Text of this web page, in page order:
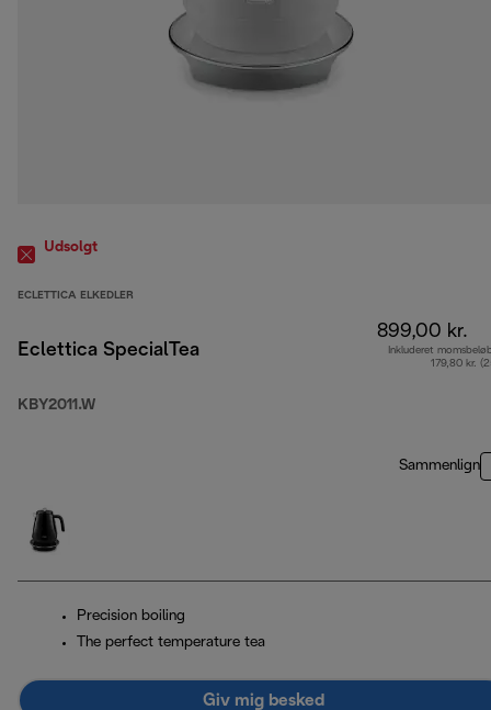
Udsolgt
ECLETTICA ELKEDLER
Eclettica SpecialTea
KBY2011.W
899,00 kr.
Inkluderet
179,80 kr.
Sammenlign
Precision boiling
The perfect temperature tea
Giv mig besked